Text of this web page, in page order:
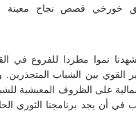
خورخي قصص نجاح معينة
نموا مطردا للفروع في
القوي بين الشباب المتجذرين.
على الظروف المعيشية
في أن يجد برنامجنا الثوري